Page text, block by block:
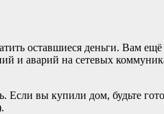
оставшиеся деньги. Вам ещё
и аварий на сетевых
Если вы купили дом, будьте